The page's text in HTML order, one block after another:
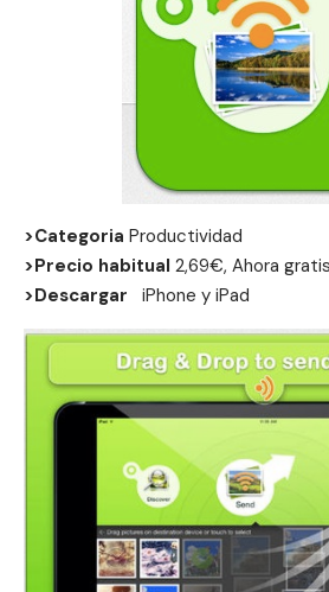
>Categoria Productividad
>Precio habitual 2,69€, Ahora gratis
>Descargar
iPhone y iPad